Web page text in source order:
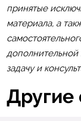
принятые
материала, а
дополнительной
задачу и
Другие